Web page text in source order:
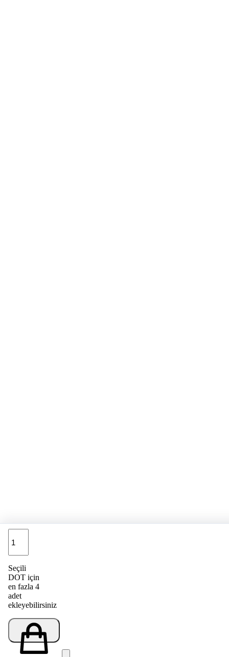
Seçili
DOT için
en fazla 4
adet
ekleyebilirsiniz